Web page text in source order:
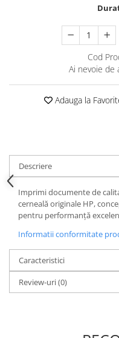
Cod
Ai nevoie de
Adauga la
Descriere
Imprimi documente de
cerneală originale HP,
pentru performanţă
Informatii conformitate
Caracteristici
Review-uri(0)